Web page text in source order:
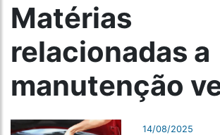
Matérias
relacionadas a
manutenção
14/08/2025